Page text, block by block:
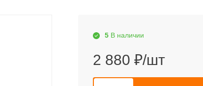
5 В наличии
2 880 ₽/шт